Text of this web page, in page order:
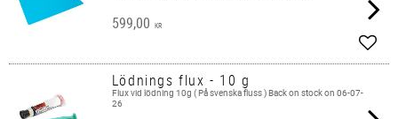
599,00 KR
Lödnings flux - 10 g
Flux vid lödning 10g ( På svenska fluss ) Back on stock on 06-07-
26